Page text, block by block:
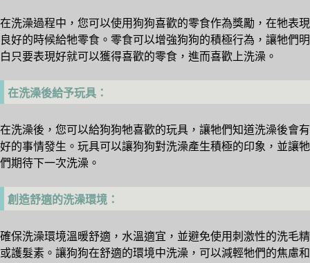
在洗澡過程中，您可以使用狗狗喜歡的零食作為獎勵，在牠表現
良好的時候給牠零食。零食可以增強狗狗的積極行為，讓牠們明
白只要表現好就可以獲得喜歡的零食，進而喜歡上洗澡。
在洗澡後給予玩具：
在洗澡後，您可以給狗狗牠喜歡的玩具，讓牠們知道洗澡後會有
好的事情發生。玩具可以讓狗狗對洗澡產生積極的印象，並讓牠
們期待下一次洗澡。
創造舒適的洗澡環境：
確保洗澡環境溫暖舒適，水溫適宜，並避免使用刺激性的洗毛精
或護髮素。讓狗狗在舒適的環境中洗澡，可以減輕牠們的焦慮和